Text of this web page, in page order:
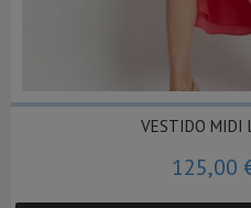
VESTIDO MIDI
125,00